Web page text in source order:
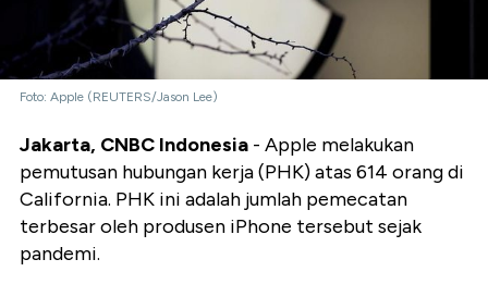
Foto: Apple (REUTERS/Jason Lee)
Jakarta, CNBC Indonesia - Apple melakukan
pemutusan hubungan kerja (PHK) atas 614 orang di
California. PHK ini adalah jumlah pemecatan
terbesar oleh produsen iPhone tersebut sejak
pandemi.